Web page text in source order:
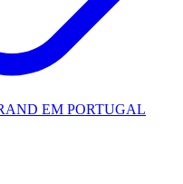
EM PORTUGAL